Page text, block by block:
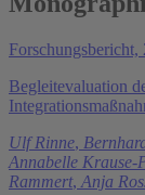
Forschungsbericht,
Begleitevaluation
Ulf Rinne,
Annabelle Krause-
Rammert, Anja